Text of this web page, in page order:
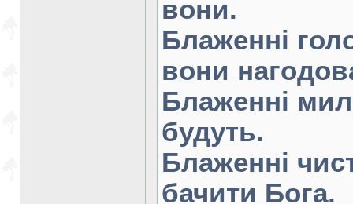
вони.
Блаженні
вони
Блаженні
будуть.
Блаженні
бачити Бога.